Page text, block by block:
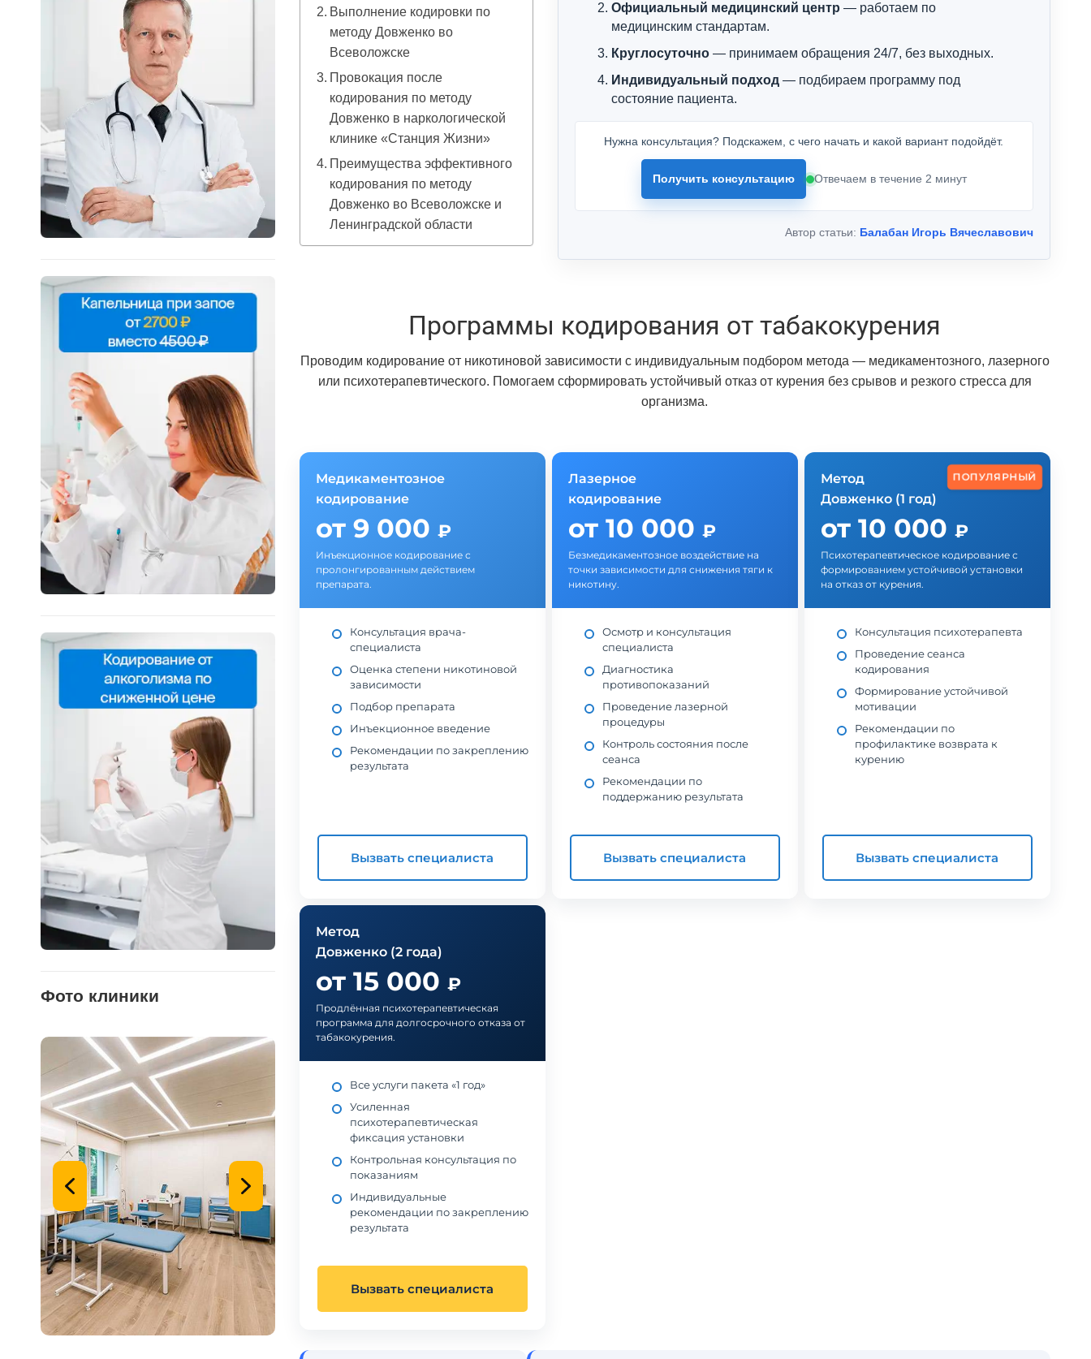
Фото клиники
Выполнение кодировки по
методу Довженко во
Всеволожске
Провокация после
кодирования по методу
Довженко в наркологической
клинике «Станция Жизни»
Преимущества эффективного
кодирования по методу
Довженко во Всеволожске и
Ленинградской области
Официальный медицинский центр — работаем по
медицинским стандартам.
Круглосуточно— принимаем обращения 24/7, без выходных.
Индивидуальный подход— подбираем программу под
состояние пациента.
Нужна консультация? Подскажем, с чего начать и какой вариант подойдёт.
Получить консультацию Отвечаем в течение 2 минут
Автор статьи: Балабан Игорь Вячеславович
Программы кодирования от табакокурения
Проводим кодирование от никотиновой зависимости с индивидуальным подбором метода — медикаментозного, лазерного
или психотерапевтического. Помогаем сформировать устойчивый отказ от курения без срывов и резкого стресса для
организма.
Медикаментозное
кодирование
от 9 000 ₽
Инъекционное кодирование с
пролонгированным действием
препарата.
Консультация врача-
специалиста
Оценка степени никотиновой
зависимости
Подбор препарата
Инъекционное введение
Рекомендации по закреплению
результата
Вызвать специалиста
Лазерное
кодирование
от 10 000 ₽
Безмедикаментозное воздействие на
точки зависимости для снижения тяги к
никотину.
Осмотр и консультация
специалиста
Диагностика
противопоказаний
Проведение лазерной
процедуры
Контроль состояния после
сеанса
Рекомендации по
поддержанию результата
Вызвать специалиста
ПОПУЛЯРНЫЙ
Метод
Довженко (1 год)
от 10 000 ₽
Психотерапевтическое кодирование с
формированием устойчивой установки
на отказ от курения.
Консультация психотерапевта
Проведение сеанса
кодирования
Формирование устойчивой
мотивации
Рекомендации по
профилактике возврата к
курению
Вызвать специалиста
Метод
Довженко (2 года)
от 15 000 ₽
Продлённая психотерапевтическая
программа для долгосрочного отказа от
табакокурения.
Все услуги пакета «1 год»
Усиленная
психотерапевтическая
фиксация установки
Контрольная консультация по
показаниям
Индивидуальные
рекомендации по закреплению
результата
Вызвать специалиста